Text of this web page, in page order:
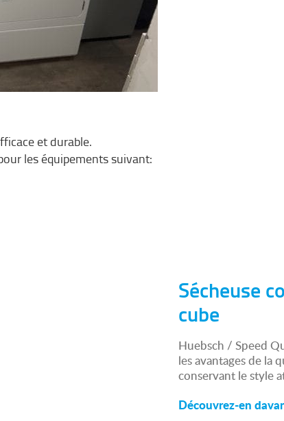
et durable.
les équipements suivant:
Sécheuse
cube
Huebsch / Speed
les avantages de la
conservant le style
Découvrez-en